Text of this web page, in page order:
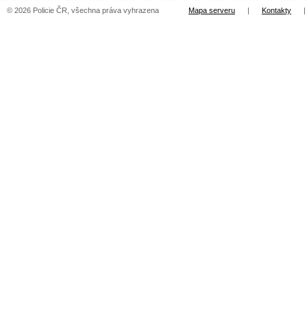
© 2026 Policie ČR, všechna práva vyhrazena Mapa serveru | Kontakty |